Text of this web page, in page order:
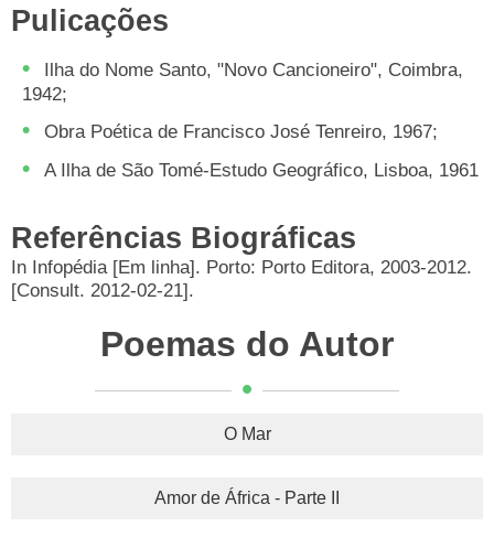
Pulicações
Ilha do Nome Santo, "Novo Cancioneiro", Coimbra,
1942;
Obra Poética de Francisco José Tenreiro, 1967;
A Ilha de São Tomé-Estudo Geográfico, Lisboa, 1961
Referências Biográficas
In Infopédia [Em linha]. Porto: Porto Editora, 2003-2012.
[Consult. 2012-02-21].
Poemas do Autor
O Mar
Amor de África - Parte II